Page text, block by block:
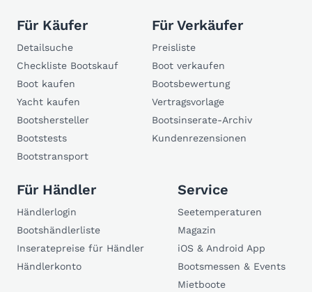
Für Käufer
Detailsuche
Checkliste Bootskauf
Boot kaufen
Yacht kaufen
Bootshersteller
Bootstests
Bootstransport
Für Verkäufer
Preisliste
Boot verkaufen
Bootsbewertung
Vertragsvorlage
Bootsinserate-Archiv
Kundenrezensionen
Für Händler
Händlerlogin
Bootshändlerliste
Inseratepreise für Händler
Händlerkonto
Service
Seetemperaturen
Magazin
iOS & Android App
Bootsmessen & Events
Mietboote